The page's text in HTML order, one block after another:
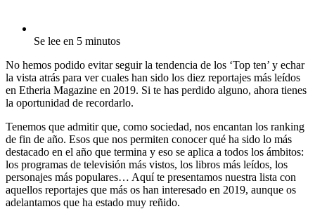
Se lee en 5 minutos
No hemos podido evitar seguir la tendencia de los ‘Top ten’ y echar
la vista atrás para ver cuales han sido los diez reportajes más leídos
en Etheria Magazine en 2019. Si te has perdido alguno, ahora tienes
la oportunidad de recordarlo.
Tenemos que admitir que, como sociedad, nos encantan los ranking
de fin de año. Esos que nos permiten conocer qué ha sido lo más
destacado en el año que termina y eso se aplica a todos los ámbitos:
los programas de televisión más vistos, los libros más leídos, los
personajes más populares… Aquí te presentamos nuestra lista con
aquellos reportajes que más os han interesado en 2019, aunque os
adelantamos que ha estado muy reñido.